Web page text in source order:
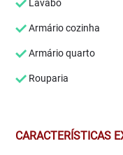
Lavabo
Armário cozinha
Armário quarto
Rouparia
CARACTERÍSTICAS